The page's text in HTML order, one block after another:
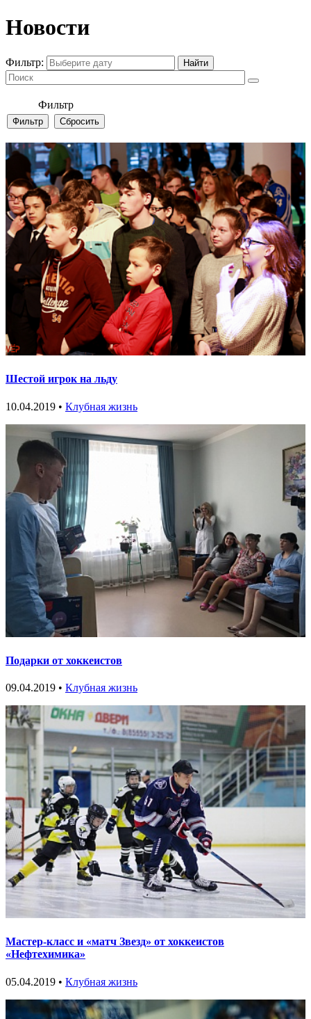
Новости
Фильтр:
Фильтр
Шестой игрок на льду
10.04.2019 • Клубная жизнь
Подарки от хоккеистов
09.04.2019 • Клубная жизнь
Мастер-класс и «матч Звезд» от хоккеистов
«Нефтехимика»
05.04.2019 • Клубная жизнь